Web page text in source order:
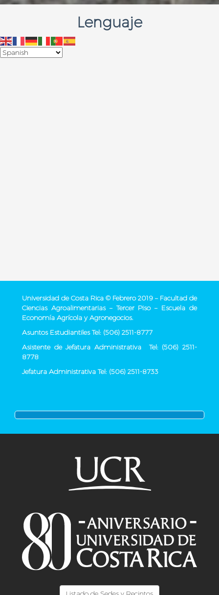
Lenguaje
Universidad de Costa Rica © Febrero 2019 – Facultad de
Ciencias Agroalimentarias – Tercer Piso – Escuela de
Economía Agrícola y Agronegocios.
Asuntos Estudiantiles Tel: (506) 2511-8777
Asistente de Jefatura Administrativa Tel: (506) 2511-
8778
Jefatura Administrativa Tel: (506) 2511-8733